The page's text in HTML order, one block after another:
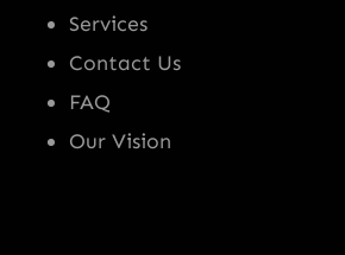
Services
Contact Us
FAQ
Our Vision